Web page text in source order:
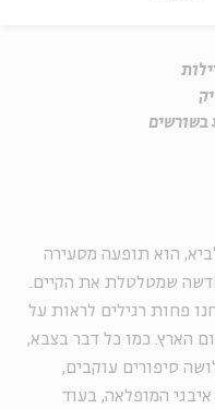
בשורשים
הוא תופעה מסעירה
שמטלטלת את הקיים.
פחות רגילים לראות על
הארץ. כמו כל דבר בצבא,
סיפורים עוקבים,
המופלאה, בעוד